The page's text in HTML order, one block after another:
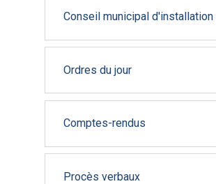
Conseil municipal
Ordres du jour
Comptes-rendus
Procès verbaux